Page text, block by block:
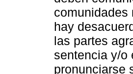
comunidades
hay
las partes
sentencia y/o
pronunciarse